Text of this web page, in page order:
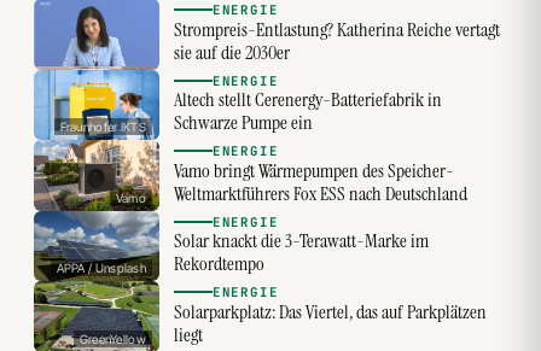
ENERGIE
Strompreis-Entlastung? Katherina Reiche vertagt
sie auf die 2030er
Fraunhofer IKTS
ENERGIE
Altech stellt Cerenergy-Batteriefabrik in
Schwarze Pumpe ein
Vamo
ENERGIE
Vamo bringt Wärmepumpen des Speicher-
Weltmarktführers Fox ESS nach Deutschland
APPA / Unsplash
ENERGIE
Solar knackt die 3-Terawatt-Marke im
Rekordtempo
GreenYellow
ENERGIE
Solarparkplatz: Das Viertel, das auf Parkplätzen
liegt